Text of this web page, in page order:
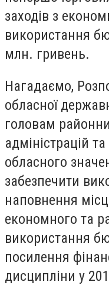
заходів з
використання
млн. гривень.
Нагадаємо,
обласної
головам
адміністрацій
обласного
забезпечити
наповнення
економного та
використання
посилення
дисципліни у